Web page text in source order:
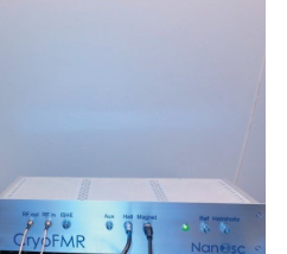
[2]